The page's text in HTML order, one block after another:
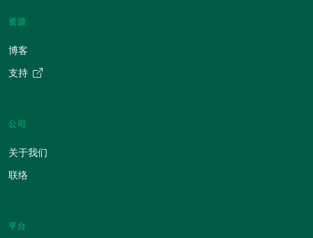
资源
博客
支持
公司
关于我们
联络
平台